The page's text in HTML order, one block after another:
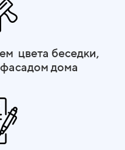
цвета беседки,
дома